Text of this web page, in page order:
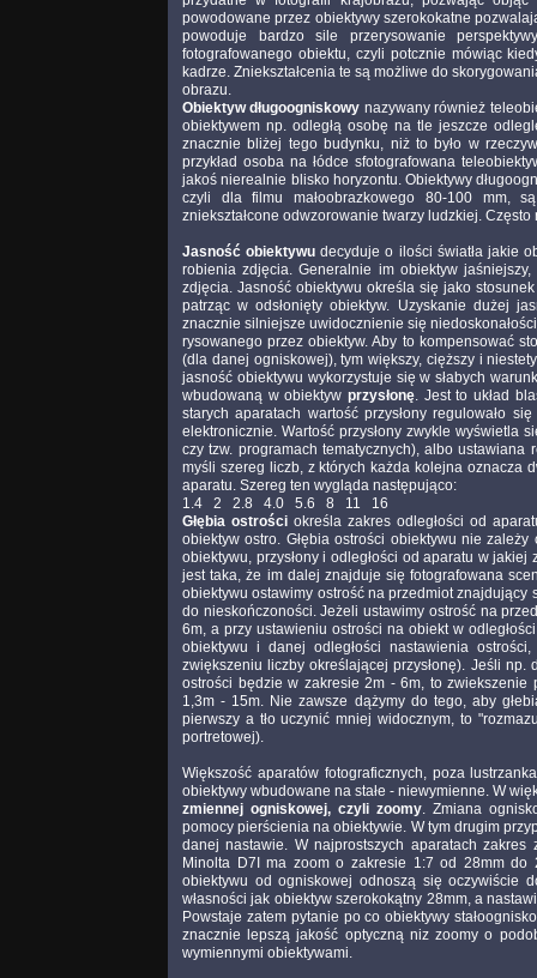
powodowane przez obiektywy szerokokatne
powoduje bardzo sile przerysowanie
fotografowanego obiektu, czyli potcznie mówiąc
kadrze. Zniekształcenia te są możliwe do
obrazu.
Obiektyw długoogniskowy nazywany również
obiektywem np. odległą osobę na tle jeszcze
znacznie bliżej tego budynku, niż to było w
przykład osoba na łódce sfotografowana
jakoś nierealnie blisko horyzontu. Obiektywy
czyli dla filmu małoobrazkowego 80-100 mm,
zniekształcone odwzorowanie twarzy ludzkiej.
Jasność obiektywu decyduje o ilości światła jakie
robienia zdjęcia. Generalnie im obiektyw
zdjęcia. Jasność obiektywu określa się jako
patrząc w odsłonięty obiektyw. Uzyskanie dużej
znacznie silniejsze uwidocznienie się
rysowanego przez obiektyw. Aby to kompensować
(dla danej ogniskowej), tym większy, cięższy i
jasność obiektywu wykorzystuje się w słabych
wbudowaną w obiektyw przysłonę . Jest to układ
starych aparatach wartość przysłony regulowało
elektronicznie. Wartość przysłony zwykle wyświetla
czy tzw. programach tematycznych), albo
myśli szereg liczb, z których każda kolejna oznacza
aparatu. Szereg ten wygląda następująco:
1.4 2 2.8 4.0 5.6 8 11 16
Głębia ostrości określa zakres odległości od
obiektyw ostro. Głębia ostrości obiektywu nie
obiektywu, przysłony i odległości od aparatu w
jest taka, że im dalej znajduje się fotografowana
obiektywu ostawimy ostrość na przedmiot znajdujący
do nieskończoności. Jeżeli ustawimy ostrość na
6m, a przy ustawieniu ostrości na obiekt w
obiektywu i danej odległości nastawienia
zwiększeniu liczby określającej przysłonę). Jeśli
ostrości będzie w zakresie 2m - 6m, to zwiekszenie
1,3m - 15m. Nie zawsze dążymy do tego, aby
pierwszy a tło uczynić mniej widocznym, to
portretowej).
Większość aparatów fotograficznych, poza
obiektywy wbudowane na stałe - niewymienne. W
zmiennej ogniskowej, czyli zoomy. Zmiana
pomocy pierścienia na obiektywie. W tym drugim
danej nastawie. W najprostszych aparatach
Minolta D7I ma zoom o zakresie 1:7 od 28mm do
obiektywu od ogniskowej odnoszą się oczywiście
własności jak obiektyw szerokokątny 28mm, a
Powstaje zatem pytanie po co obiektywy
znacznie lepszą jakość optyczną niz zoomy o
wymiennymi obiektywami.